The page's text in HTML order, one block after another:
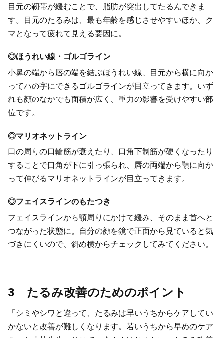
目元の靭帯が緩むことで、脂肪が突出してたるんできま
す。目元のたるみは、最も年齢を感じさせやすいほか、ク
マとなって疲れて見える要因に。
◎ほうれい線・ゴルゴライン
小鼻の端から唇の端を結ぶほうれい線、目元から横に向か
ってハの字にできるゴルゴラインが目立ってきます。いず
れも顔のなかでも面積が広く、重力の影響を受けやすい部
位です。
◎マリオネットライン
口の周りの口輪筋が衰えたり、口角下制筋が硬くなったり
することで口角が下に引っ張られ、唇の両端から顎に向か
って伸びるマリオネットラインが目立ってきます。
◎フェイスラインのもたつき
フェイスラインから顎周りにかけて緩み、そのまま首へと
つながった状態に。自分の顔を鏡で正面から見ていると気
づきにくいので、斜め横からチェックしてみてください。
3 たるみ改善のためのポイント
「シミやシワと違って、たるみは早いうちからケアしてい
かないと改善が難しくなります。若いうちから早めのケア